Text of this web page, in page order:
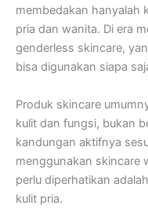
membedakan hanyalah
pria dan wanita. Di era
genderless skincare,
bisa digunakan siapa
Produk skincare
kulit dan fungsi, bukan
kandungan aktifnya
menggunakan skincare
perlu diperhatikan
kulit pria.